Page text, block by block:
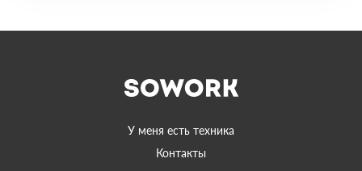
У меня есть техника
Контакты